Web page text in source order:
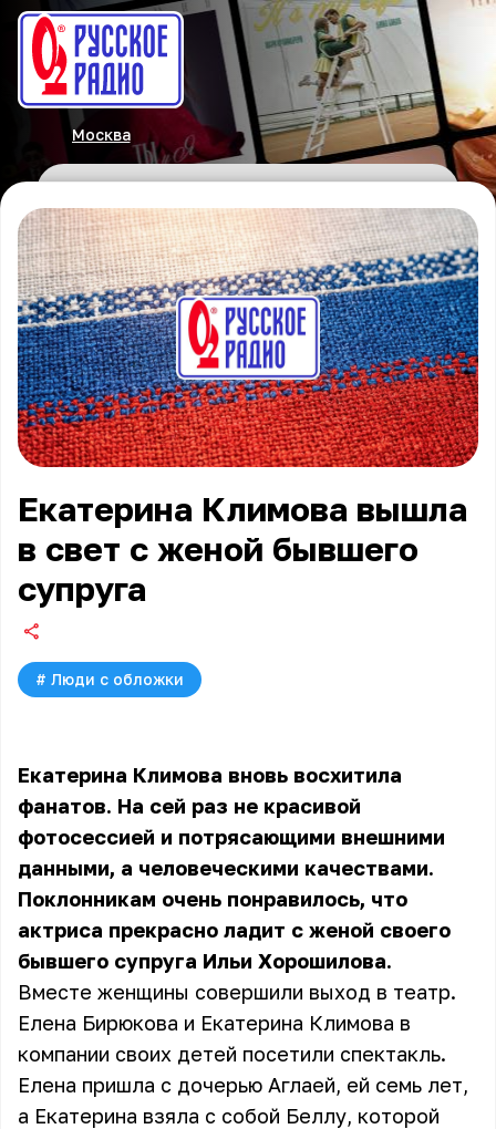
Москва
Екатерина Климова вышла
в свет с женой бывшего
супруга
# Люди с обложки
Екатерина Климова вновь восхитила
фанатов. На сей раз не красивой
фотосессией и потрясающими внешними
данными, а человеческими качествами.
Поклонникам очень понравилось, что
актриса прекрасно ладит с женой своего
бывшего супруга Ильи Хорошилова.
Вместе женщины совершили выход в театр.
Елена Бирюкова и Екатерина Климова в
компании своих детей посетили спектакль.
Елена пришла с дочерью Аглаей, ей семь лет,
а Екатерина взяла с собой Беллу, которой